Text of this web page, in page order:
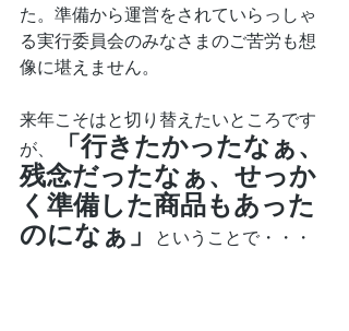
た。準備から運営をされていらっしゃ
る実行委員会のみなさまのご苦労も想
像に堪えません。
来年こそはと切り替えたいところです
が、
「行きたかったなぁ、
残念だったなぁ、せっか
く準備した商品もあった
のになぁ」
ということで・・・